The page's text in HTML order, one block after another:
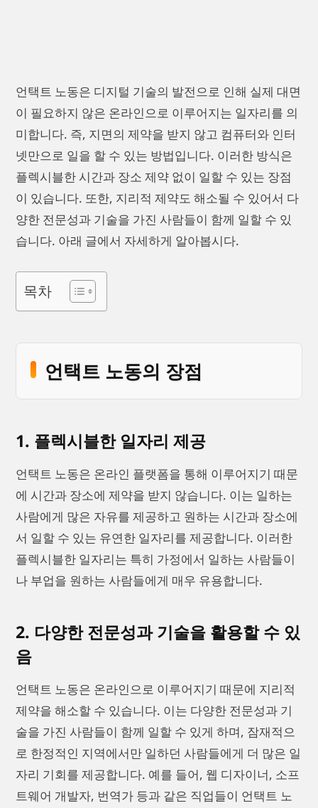
언택트 노동은 디지털 기술의 발전으로 인해 실제 대면
이 필요하지 않은 온라인으로 이루어지는 일자리를 의
미합니다. 즉, 지면의 제약을 받지 않고 컴퓨터와 인터
넷만으로 일을 할 수 있는 방법입니다. 이러한 방식은
플렉시블한 시간과 장소 제약 없이 일할 수 있는 장점
이 있습니다. 또한, 지리적 제약도 해소될 수 있어서 다
양한 전문성과 기술을 가진 사람들이 함께 일할 수 있
습니다. 아래 글에서 자세하게 알아봅시다.
목차
언택트 노동의 장점
1. 플렉시블한 일자리 제공
언택트 노동은 온라인 플랫폼을 통해 이루어지기 때문
에 시간과 장소에 제약을 받지 않습니다. 이는 일하는
사람에게 많은 자유를 제공하고 원하는 시간과 장소에
서 일할 수 있는 유연한 일자리를 제공합니다. 이러한
플렉시블한 일자리는 특히 가정에서 일하는 사람들이
나 부업을 원하는 사람들에게 매우 유용합니다.
2. 다양한 전문성과 기술을 활용할 수 있
음
언택트 노동은 온라인으로 이루어지기 때문에 지리적
제약을 해소할 수 있습니다. 이는 다양한 전문성과 기
술을 가진 사람들이 함께 일할 수 있게 하며, 잠재적으
로 한정적인 지역에서만 일하던 사람들에게 더 많은 일
자리 기회를 제공합니다. 예를 들어, 웹 디자이너, 소프
트웨어 개발자, 번역가 등과 같은 직업들이 언택트 노